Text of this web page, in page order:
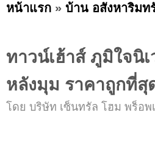
หน้าแรก » บ้าน อสังหาริมท
ทาวน์เฮ้าส์ ภูมิใจนิ
หลังมุม ราคาถูกที่สุ
โดย บริษัท เซ็นทรัล โฮม พร็อพ